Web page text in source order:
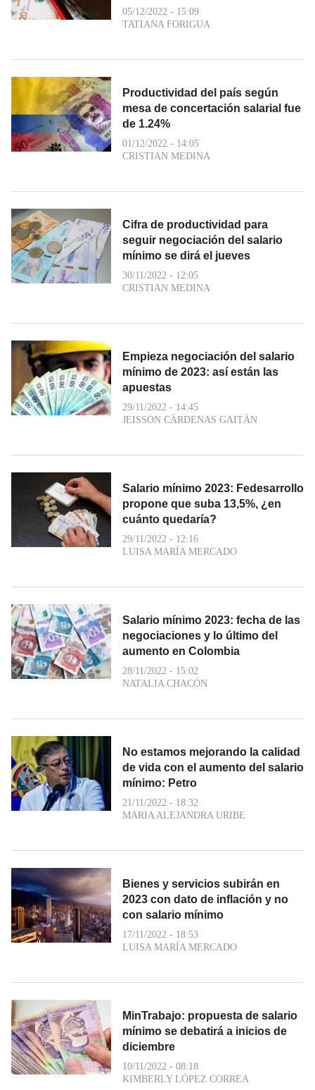
05/12/2022 - 15:09
TATIANA FORIGUA
Productividad del país según
mesa de concertación salarial fue
de 1.24%
01/12/2022 - 14:05
CRISTIAN MEDINA
Cifra de productividad para
seguir negociación del salario
mínimo se dirá el jueves
30/11/2022 - 12:05
CRISTIAN MEDINA
Empieza negociación del salario
mínimo de 2023: así están las
apuestas
29/11/2022 - 14:45
JEISSON CÁRDENAS GAITÁN
Salario mínimo 2023: Fedesarrollo
propone que suba 13,5%, ¿en
cuánto quedaría?
29/11/2022 - 12:16
LUISA MARÍA MERCADO
Salario mínimo 2023: fecha de las
negociaciones y lo último del
aumento en Colombia
28/11/2022 - 15:02
NATALIA CHACÓN
No estamos mejorando la calidad
de vida con el aumento del salario
mínimo: Petro
21/11/2022 - 18:32
MARIA ALEJANDRA URIBE
Bienes y servicios subirán en
2023 con dato de inflación y no
con salario mínimo
17/11/2022 - 18:53
LUISA MARÍA MERCADO
MinTrabajo: propuesta de salario
mínimo se debatirá a inicios de
diciembre
10/11/2022 - 08:18
KIMBERLY LÓPEZ CORREA